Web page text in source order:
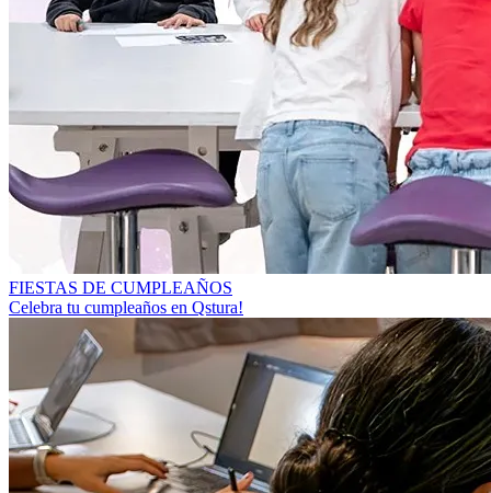
FIESTAS DE CUMPLEAÑOS
Celebra tu cumpleaños en Qstura!